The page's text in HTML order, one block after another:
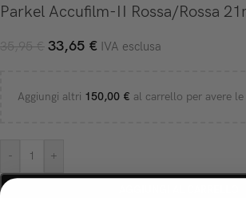
Parkel Accufilm-II Rossa/Rossa
35,95€ 33,65 € IVA esclusa
Aggiungi altri 150,00 € al carrello per avere
- +